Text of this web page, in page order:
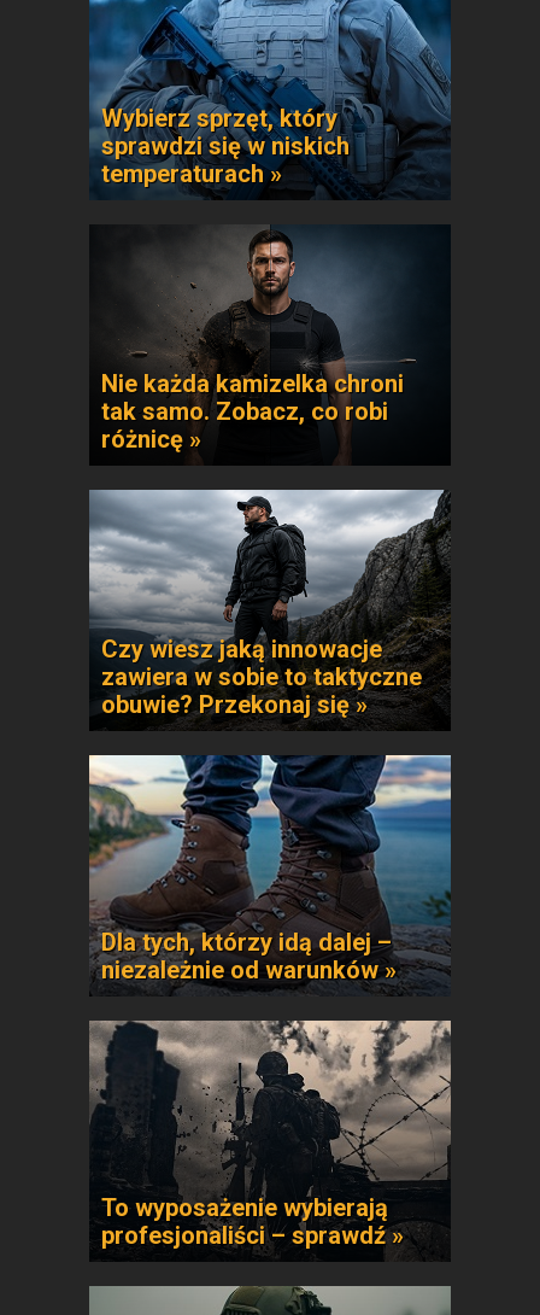
Wybierz sprzęt, który
sprawdzi się w niskich
temperaturach »
Nie każda kamizelka chroni
tak samo. Zobacz, co robi
różnicę »
Czy wiesz jaką innowacje
zawiera w sobie to taktyczne
obuwie? Przekonaj się »
Dla tych, którzy idą dalej –
niezależnie od warunków »
To wyposażenie wybierają
profesjonaliści – sprawdź »